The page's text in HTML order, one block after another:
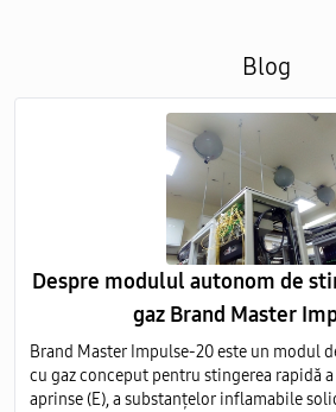
Blog
Despre modulul autonom de
gaz Brand Master
Brand Master Impulse-20 este un modul
cu gaz conceput pentru stingerea rapidă
aprinse (E), a substanțelor inflamabile